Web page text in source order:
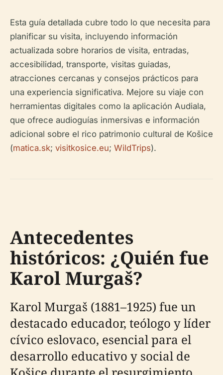
Esta guía detallada cubre todo lo que necesita para
planificar su visita, incluyendo información
actualizada sobre horarios de visita, entradas,
accesibilidad, transporte, visitas guiadas,
atracciones cercanas y consejos prácticos para
una experiencia significativa. Mejore su viaje con
herramientas digitales como la aplicación Audiala,
que ofrece audioguías inmersivas e información
adicional sobre el rico patrimonio cultural de Košice
(matica.sk; visitkosice.eu; WildTrips).
Antecedentes
históricos: ¿Quién fue
Karol Murgaš?
Karol Murgaš (1881–1925) fue un
destacado educador, teólogo y líder
cívico eslovaco, esencial para el
desarrollo educativo y social de